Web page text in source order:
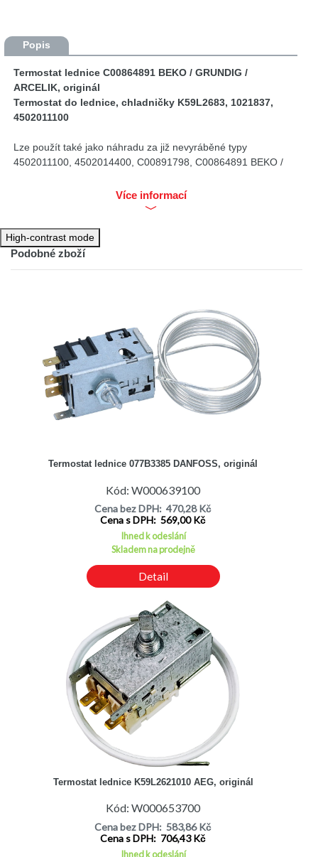
Popis
Termostat lednice C00864891 BEKO / GRUNDIG /
ARCELIK, originál
Termostat do lednice, chladničky K59L2683, 1021837,
4502011100
Lze použít také jako náhradu za již nevyráběné typy
4502011100, 4502014400, C00891798, C00864891 BEKO /
ROBERTSHAW - Ranco K59-L2683, K59L2683
Výrobce: Ranco
Délka kapiláry: 900 mm
AHMA CN565APLUS
AHMA D5240HC
AHMA K5225HC
AHMA K5270HC
AHMA K6330HC
AHMA LN371APLUS
AKAI ARF186340S
ALPARI RC3256A
ALPARI RR2450B
ALTUS AK6330
ALTUS AKS24
ALTUS AKS26A
ALTUS AKS27
ALTUS AKS32A1
ALTUS AKSA24
ALTUS AKSA32A1
ALTUS AL177EU1D54180
ALTUS AL327TD54280
Více informací
High-contrast mode
Podobné zboží
Termostat lednice 077B3385 DANFOSS, originál
Kód: W000639100
Cena bez DPH: 470,28 Kč
Cena s DPH: 569,00 Kč
Ihned k odeslání
Skladem na prodejně
Detail
Termostat lednice K59L2621010 AEG, originál
Kód: W000653700
Cena bez DPH: 583,86 Kč
Cena s DPH: 706,43 Kč
Ihned k odeslání